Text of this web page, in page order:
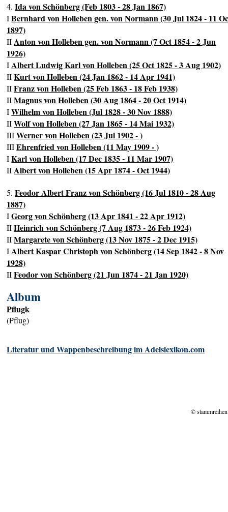
4.Ida von Schönberg (Feb 1803 - 28 Jan 1867)
IBernhard von Holleben gen. von Normann (30 Jul 1824 - 11
1897)
IIAnton von Holleben gen. von Normann (7 Oct 1854 - 2 Jun
1926)
IAlbert Ludwig Karl von Holleben (25 Oct 1825 - 3 Aug 1902)
IIKurt von Holleben (24 Jan 1862 - 14 Apr 1941)
IIFranz von Holleben (25 Feb 1863 - 18 Feb 1938)
IIMagnus von Holleben (30 Aug 1864 - 20 Oct 1914)
IWilhelm von Holleben (Jul 1828 - 30 Nov 1888)
IIWolf von Holleben (27 Jan 1865 - 14 Mai 1932)
IIIWerner von Holleben (23 Jul 1902 - )
IIIEhrenfried von Holleben (11 May 1909 - )
IKarl von Holleben (17 Dec 1835 - 11 Mar 1907)
IIAlbert von Holleben (15 Apr 1874 - Oct 1944)
5.Feodor Albert Franz von Schönberg (16 Jul 1810 - 28 Aug
1887)
IGeorg von Schönberg (13 Apr 1841 - 22 Apr 1912)
IIHeinrich von Schönberg (7 Aug 1873 - 26 Feb 1924)
IIMargarete von Schönberg (13 Nov 1875 - 2 Dec 1915)
IAlbert Kaspar Christoph von Schönberg (14 Sep 1842 - 8 Nov
1928)
IIFeodor von Schönberg (21 Jun 1874 - 21 Jan 1920)
Album
Pflugk
(Pflug)
Literatur und Wappenbeschreibung im Adelslexikon.com
©